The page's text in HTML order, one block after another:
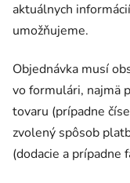
aktuálnych
umožňujeme.
Objednávka musí
vo formulári, najmä
tovaru (prípadne
zvolený spôsob
(dodacie a prípadne